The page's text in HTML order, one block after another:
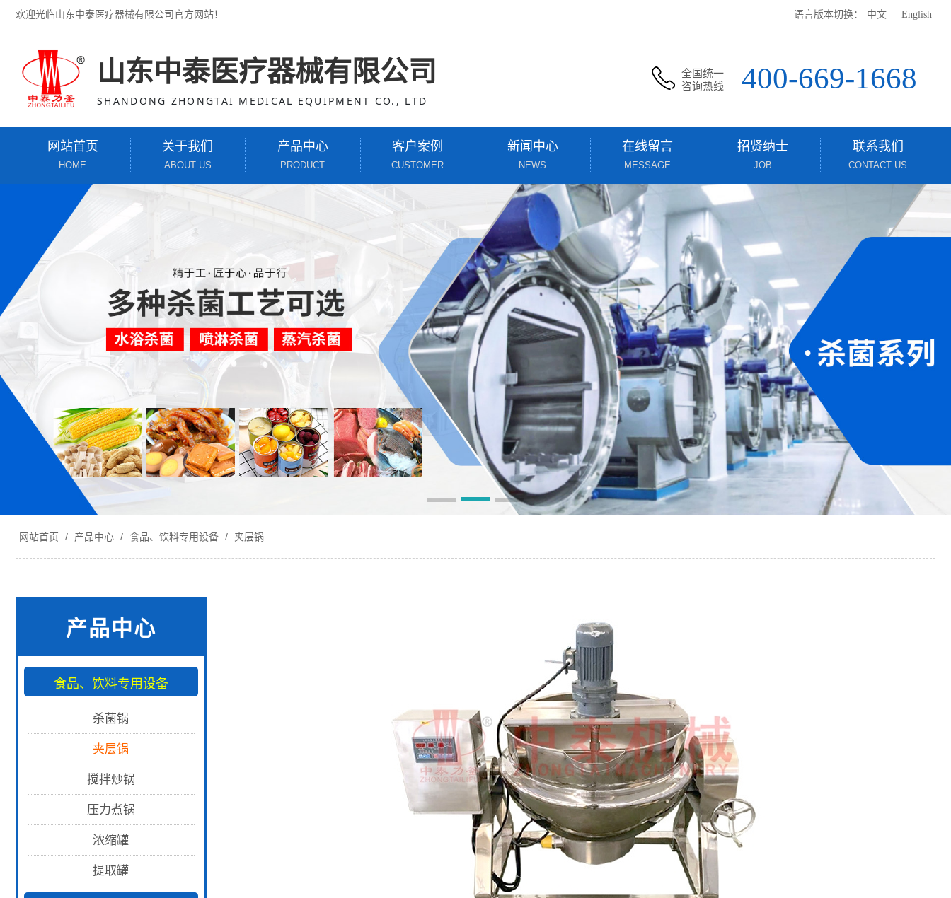
欢迎光临山东中泰医疗器械有限公司官方网站！ 语言版本切换： 中文 English
山东中泰医疗器械有限公司
SHANDONG ZHONGTAI MEDICAL EQUIPMENT CO., LTD
全国统一
咨询热线
400-669-1668
网站首页
HOME
关于我们
ABOUT US
产品中心
PRODUCT
客户案例
CUSTOMER
新闻中心
NEWS
在线留言
MESSAGE
招贤纳士
JOB
联系我们
CONTACT US
网站首页 / 产品中心 / 食品、饮料专用设备 / 夹层锅
产品中心
食品、饮料专用设备
杀菌锅
夹层锅
搅拌炒锅
压力煮锅
浓缩罐
提取罐